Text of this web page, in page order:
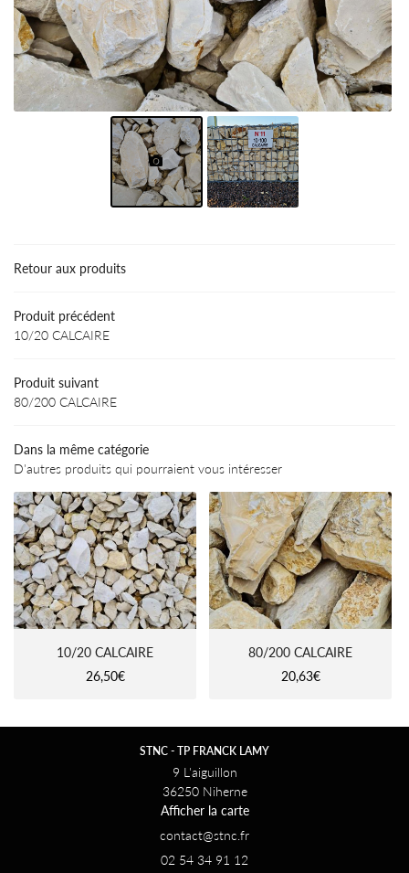
Galerie
Actualités
Contact
Retour aux produits
Produit précédent
10/20 CALCAIRE
Produit suivant
80/200 CALCAIRE
Dans la même catégorie
D'autres produits qui pourraient vous intéresser
10/20 CALCAIRE
26,50€
80/200 CALCAIRE
20,63€
STNC - TP FRANCK LAMY
9 L'aiguillon
36250 Niherne
Afficher la carte
02 54 34 91 12